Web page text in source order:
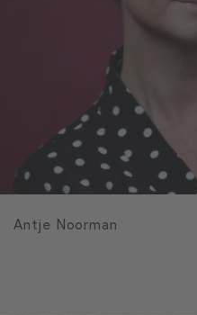
Antje Noorman